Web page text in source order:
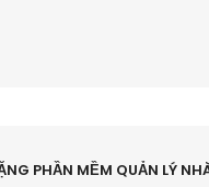
PHẦN MỀM QUẢN LÝ